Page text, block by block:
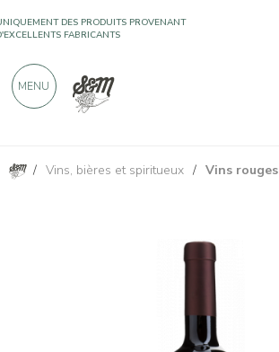
/ Vins, bières et spiritueux / Vins rouges
Cabernet Franc Friuli DOC - Villa Vitas
DES PRODUITS PROVENANT
FABRICANTS
DE 900 CRITIQUES POSITIVES
MENU